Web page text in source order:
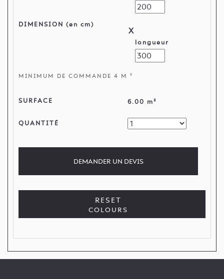
DIMENSION (en cm)
X
longueur
MINIMUM DE COMMANDE 4 M ²
SURFACE 6.00 m²
QUANTITÉ
DEMANDER UN DEVIS
RESET
COLOURS